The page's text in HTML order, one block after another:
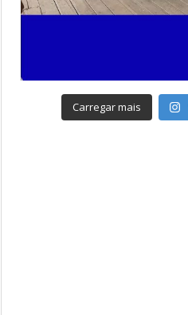
Carregar mais